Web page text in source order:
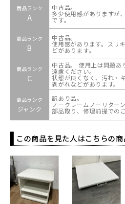
商品ランク
A
中古品。
多少使用感がありますが
です。
商品ランク
B
中古品。
使用感があります。スリ
どがあります。
商品ランク
C
中古品。 使用上は問題あ
遠慮ください。
状態が良くなく、汚れ・
剥がれなどがあります。
商品ランク
ジャンク
訳あり品。
ノークレームノーリター
部品取り、修理前提での
この商品を見た人はこちらの